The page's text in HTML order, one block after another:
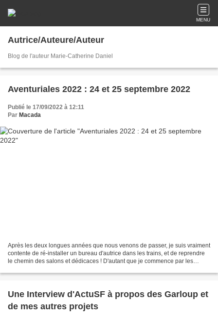
MENU
Autrice/Auteure/Auteur
Blog de l'auteur Marie-Catherine Daniel
Aventuriales 2022 : 24 et 25 septembre 2022
Publié le 17/09/2022 à 12:11
Par Macada
Après les deux longues années que nous venons de passer, je suis vraiment
contente de ré-installer un bureau d'autrice dans les trains, et de reprendre
le chemin des salons et dédicaces ! D'autant que je commence par les
Une Interview d'ActuSF à propos des Garloup et
de mes autres projets